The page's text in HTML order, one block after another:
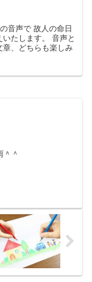
音声で 故人の命日
たします。 音声と
、どちらも楽しみ
＾